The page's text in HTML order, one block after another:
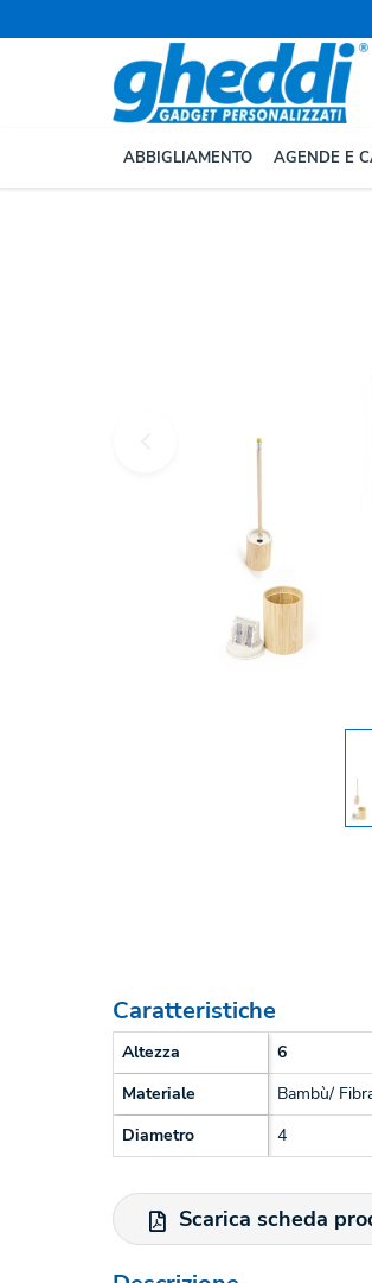
ABBIGLIAMENTO AGENDE E
Caratteristiche
Altezza
6
Materiale
Bambù/
Diametro
4
Scarica scheda